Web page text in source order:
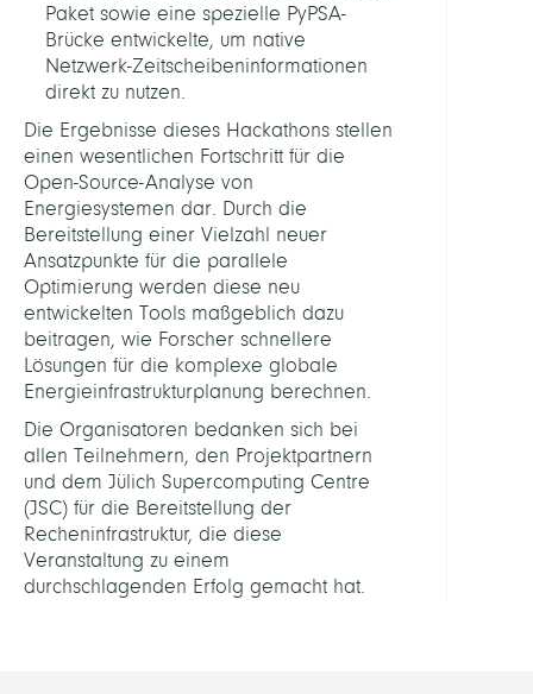
Paket sowie eine spezielle PyPSA-
Brücke entwickelte, um native
Netzwerk-Zeitscheibeninformationen
direkt zu nutzen.
Die Ergebnisse dieses Hackathons stellen
einen wesentlichen Fortschritt für die
Open-Source-Analyse von
Energiesystemen dar. Durch die
Bereitstellung einer Vielzahl neuer
Ansatzpunkte für die parallele
Optimierung werden diese neu
entwickelten Tools maßgeblich dazu
beitragen, wie Forscher schnellere
Lösungen für die komplexe globale
Energieinfrastrukturplanung berechnen.
Die Organisatoren bedanken sich bei
allen Teilnehmern, den Projektpartnern
und dem Jülich Supercomputing Centre
(JSC) für die Bereitstellung der
Recheninfrastruktur, die diese
Veranstaltung zu einem
durchschlagenden Erfolg gemacht hat.